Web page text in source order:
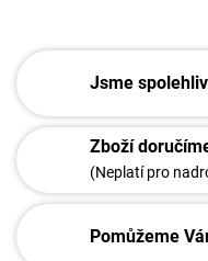
Jsme
Zboží
(Neplatí pro
Pomůžeme